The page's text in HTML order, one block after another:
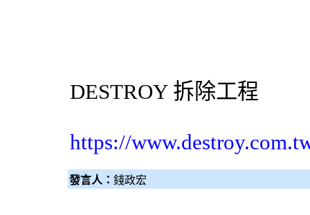
DESTROY 拆除工程
https://
發言人： 錢政宏